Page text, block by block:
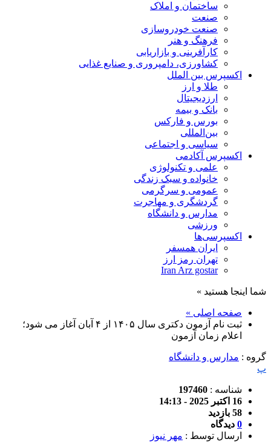
ساختمان و املاک
صنعت
صنعت خودروسازی
فرهنگ و هنر
کارآفرینی و بازاریابی
کشاورزی، دامپروری و صنایع غذایی
اکسپرس بین الملل
طلا و ارز
ارزدیجیتال
بانک و بیمه
بورس و فارکس
بین‌المللی
سیاسی و اجتماعی
اکسپرس آکادمی
علمی و تکنولوژی
خانواده و سبک زندگی
عمومی و سرگرمی
گردشگری و مهاجرت
مدارس و دانشگاه
ورزشی
اکسپرسی‌ها
ایران همسفر
تهران رمز ارز
Iran Arz gostar
شما اینجا هستید »
صفحه اصلی »
ثبت نام آزمون دکتری سال ۱۴۰۵ از ۴ آبان آغاز می شود؛
اعلام زمان آزمون
گروه : مدارس و دانشگاه
پ
شناسه : 197460
16 اکتبر 2025 - 14:13
58 بازدید
0 دیدگاه
ارسال توسط : مهر نیوز